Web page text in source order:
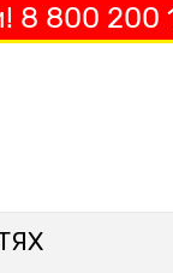
8 800 200